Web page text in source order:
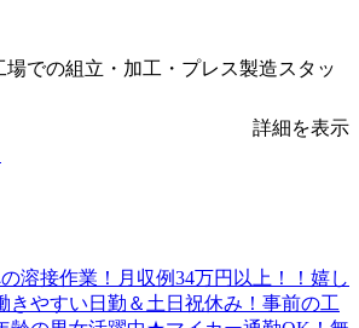
場での組立・加工・プレス製造スタッ
詳細を表示